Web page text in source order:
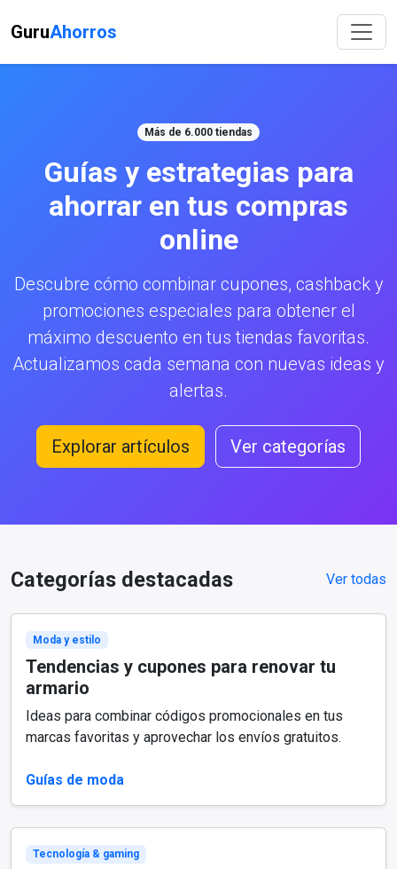
GuruAhorros
Más de 6.000 tiendas
Guías y estrategias para
ahorrar en tus compras
online
Descubre cómo combinar cupones, cashback y
promociones especiales para obtener el
máximo descuento en tus tiendas favoritas.
Actualizamos cada semana con nuevas ideas y
alertas.
Explorar artículos Ver categorías
Categorías destacadas Ver todas
Moda y estilo
Tendencias y cupones para renovar tu
armario
Ideas para combinar códigos promocionales en tus
marcas favoritas y aprovechar los envíos gratuitos.
Guías de moda
Tecnología & gaming